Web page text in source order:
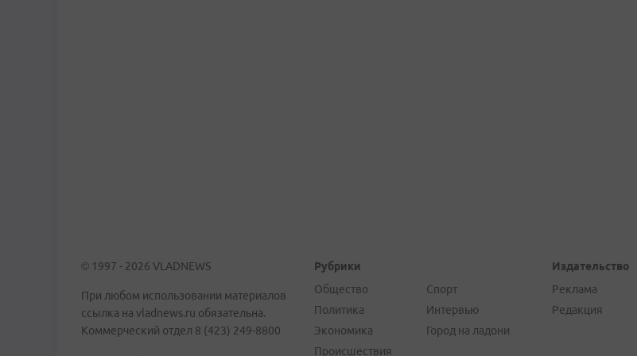
© 1997 - 2026 VLADNEWS
При любом использовании материалов
ссылка на vladnews.ru обязательна.
Коммерческий отдел 8 (423) 249-8800
Рубрики
Общество
Политика
Экономика
Происшествия
Спорт
Интервью
Город на ладони
Издательство
Реклама
Редакция